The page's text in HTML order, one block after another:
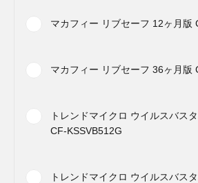
マカフィー リブセーフ 12ヶ月版
マカフィー リブセーフ 36ヶ月版
トレンドマイクロ ウイルスバス
CF-KSSVB512G
トレンドマイクロ ウイルスバス